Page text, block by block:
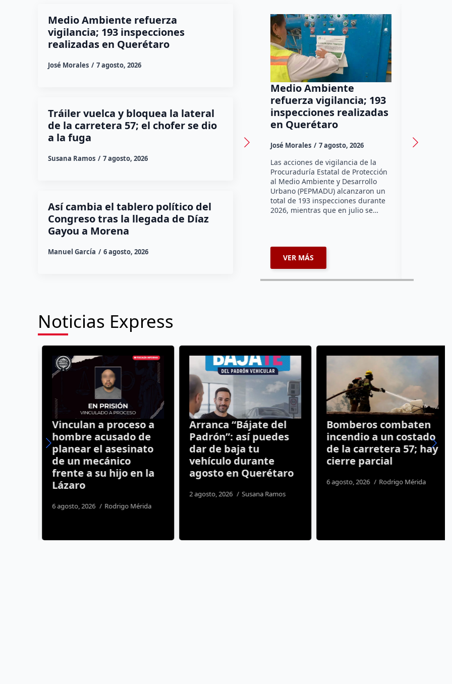
Medio Ambiente refuerza
vigilancia; 193 inspecciones
realizadas en Querétaro
José Morales 7 agosto, 2026
Tráiler vuelca y bloquea la lateral
de la carretera 57; el chofer se dio
a la fuga
Susana Ramos 7 agosto, 2026
Así cambia el tablero político del
Congreso tras la llegada de Díaz
Gayou a Morena
Manuel García 6 agosto, 2026
Medio Ambiente
refuerza vigilancia; 193
inspecciones realizadas
en Querétaro
José Morales 7 agosto, 2026
Las acciones de vigilancia de la
Procuraduría Estatal de Protección
al Medio Ambiente y Desarrollo
Urbano (PEPMADU) alcanzaron un
total de 193 inspecciones durante
2026, mientras que en julio se…
VER MÁS
Susana
Noticias Express
Vinculan a proceso a
hombre acusado de
planear el asesinato
de un mecánico
frente a su hijo en la
Lázaro
6 agosto, 2026 Rodrigo Mérida
Arranca “Bájate del
Padrón”: así puedes
dar de baja tu
vehículo durante
agosto en Querétaro
2 agosto, 2026 Susana Ramos
Bomberos combaten
incendio a un costado
de la carretera 57; hay
cierre parcial
6 agosto, 2026 Rodrigo Mérida